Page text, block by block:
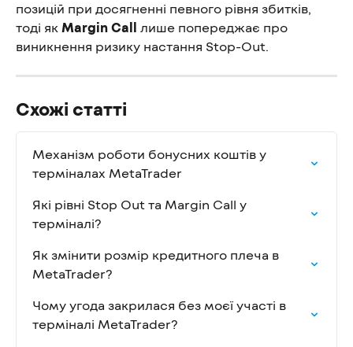
позицій при досягненні певного рівня збитків,
тоді як Margin Call
лише попереджає про
виникнення ризику настання Stop-Out.
Схожі статті
Механізм роботи бонусних коштів у
терміналах MetaTrader
Які рівні Stop Out та Margin Call у
терміналі?
Як змінити розмір кредитного плеча в
MetaTrader?
Чому угода закрилася без моєї участі в
терміналі MetaTrader?